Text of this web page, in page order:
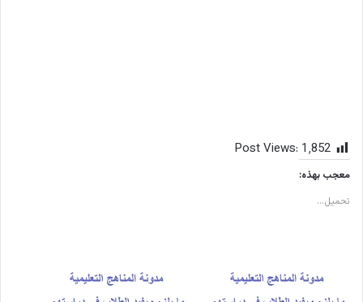
Post Views: 1٬852
معجب بهذه:
تحميل...